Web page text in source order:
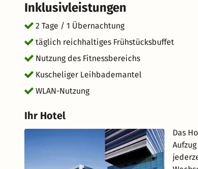
Inklusivleistungen
2 Tage / 1 Übernachtung
täglich reichhaltiges Frühstücksbuffet
Nutzung des Fitnessbereichs
Kuscheliger Leihbademantel
WLAN-Nutzung
Ihr Hotel
Das